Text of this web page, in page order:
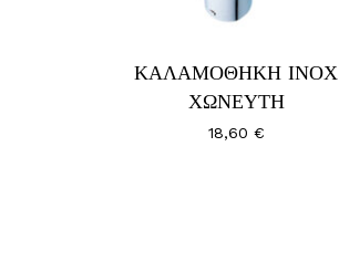
ΚΑΛΑΜΟΘΗΚΗ ΙΝΟΧ
ΧΩΝΕΥΤΗ
18,60 €